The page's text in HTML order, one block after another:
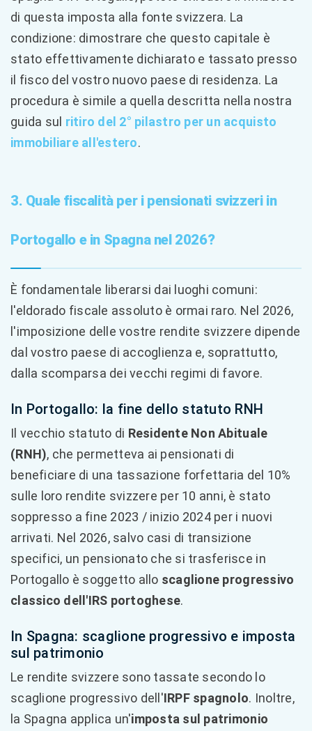
di questa imposta alla fonte svizzera. La
condizione: dimostrare che questo capitale è
stato effettivamente dichiarato e tassato presso
il fisco del vostro nuovo paese di residenza. La
procedura è simile a quella descritta nella nostra
guida sul ritiro del 2° pilastro per un acquisto
immobiliare all'estero.
3. Quale fiscalità per i pensionati svizzeri in
Portogallo e in Spagna nel 2026?
È fondamentale liberarsi dai luoghi comuni:
l'eldorado fiscale assoluto è ormai raro. Nel 2026,
l'imposizione delle vostre rendite svizzere dipende
dal vostro paese di accoglienza e, soprattutto,
dalla scomparsa dei vecchi regimi di favore.
In Portogallo: la fine dello statuto RNH
Il vecchio statuto di Residente Non Abituale
(RNH), che permetteva ai pensionati di
beneficiare di una tassazione forfettaria del 10%
sulle loro rendite svizzere per 10 anni, è stato
soppresso a fine 2023 / inizio 2024 per i nuovi
arrivati. Nel 2026, salvo casi di transizione
specifici, un pensionato che si trasferisce in
Portogallo è soggetto allo scaglione progressivo
classico dell'IRS portoghese.
In Spagna: scaglione progressivo e imposta
sul patrimonio
Le rendite svizzere sono tassate secondo lo
scaglione progressivo dell'IRPF spagnolo. Inoltre,
la Spagna applica un'imposta sul patrimonio